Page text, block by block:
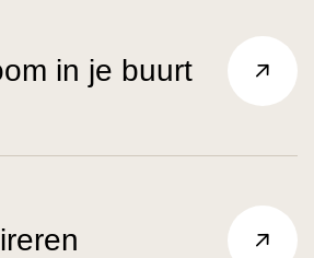
in je buurt